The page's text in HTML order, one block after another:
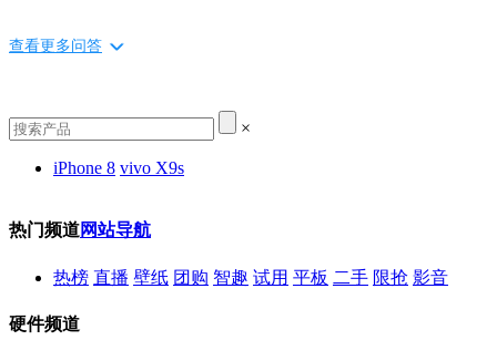
查看更多问答
×
iPhone 8 vivo X9s
热门频道网站导航
热榜 直播 壁纸 团购 智趣 试用 平板 二手 限抢 影音
硬件频道